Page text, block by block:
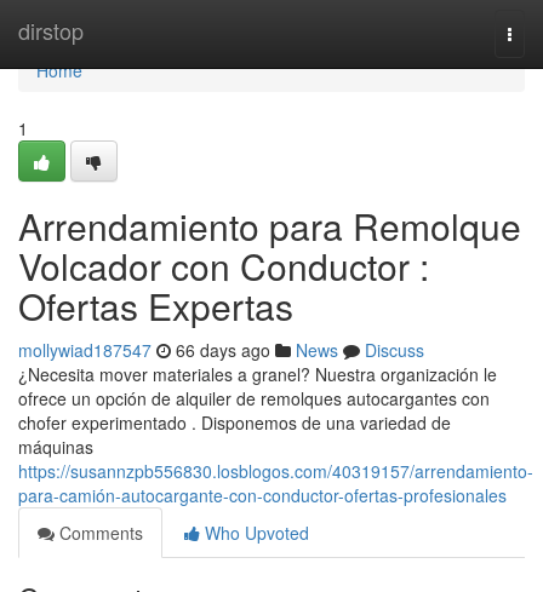
dirstop
Home
Home
1
Arrendamiento para Remolque
Volcador con Conductor :
Ofertas Expertas
mollywiad187547 66 days ago News
Discuss
¿Necesita mover materiales a granel? Nuestra organización le
ofrece un opción de alquiler de remolques autocargantes con
chofer experimentado . Disponemos de una variedad de
máquinas
https://susannzpb556830.losblogos.com/40319157/arrendamiento-
para-camión-autocargante-con-conductor-ofertas-profesionales
Comments
Who Upvoted